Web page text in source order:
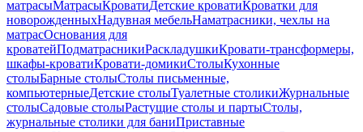
матрасыМатрасыКроватиДетские кроватиКроватки для
новорожденныхНадувная мебельНаматрасники, чехлы на
матрасОснования для
кроватейПодматрасникиРаскладушкиКровати-трансформеры,
шкафы-кроватиКровати-домикиСтолыКухонные
столыБарные столыСтолы письменные,
компьютерныеДетские столыТуалетные столикиЖурнальные
столыСадовые столыРастущие столы и партыСтолы,
журнальные столики для баниПриставные